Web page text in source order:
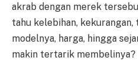
akrab dengan merek
tahu kelebihan,
modelnya, harga, hingga
makin tertarik membelinya?